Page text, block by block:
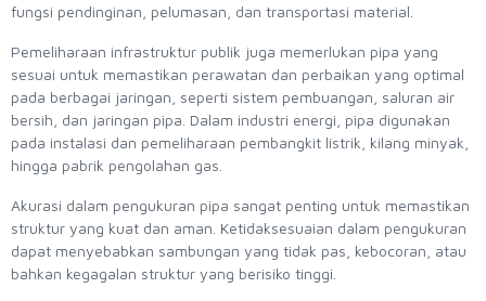
fungsi pendinginan, pelumasan, dan transportasi material.
Pemeliharaan infrastruktur publik juga memerlukan pipa yang
sesuai untuk memastikan perawatan dan perbaikan yang optimal
pada berbagai jaringan, seperti sistem pembuangan, saluran air
bersih, dan jaringan pipa. Dalam industri energi, pipa digunakan
pada instalasi dan pemeliharaan pembangkit listrik, kilang minyak,
hingga pabrik pengolahan gas.
Akurasi dalam pengukuran pipa sangat penting untuk memastikan
struktur yang kuat dan aman. Ketidaksesuaian dalam pengukuran
dapat menyebabkan sambungan yang tidak pas, kebocoran, atau
bahkan kegagalan struktur yang berisiko tinggi.